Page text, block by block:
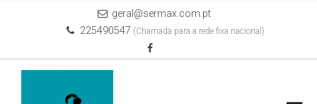
geral@sermax.com.pt
225490547 (Chamada para a rede fixa nacional)